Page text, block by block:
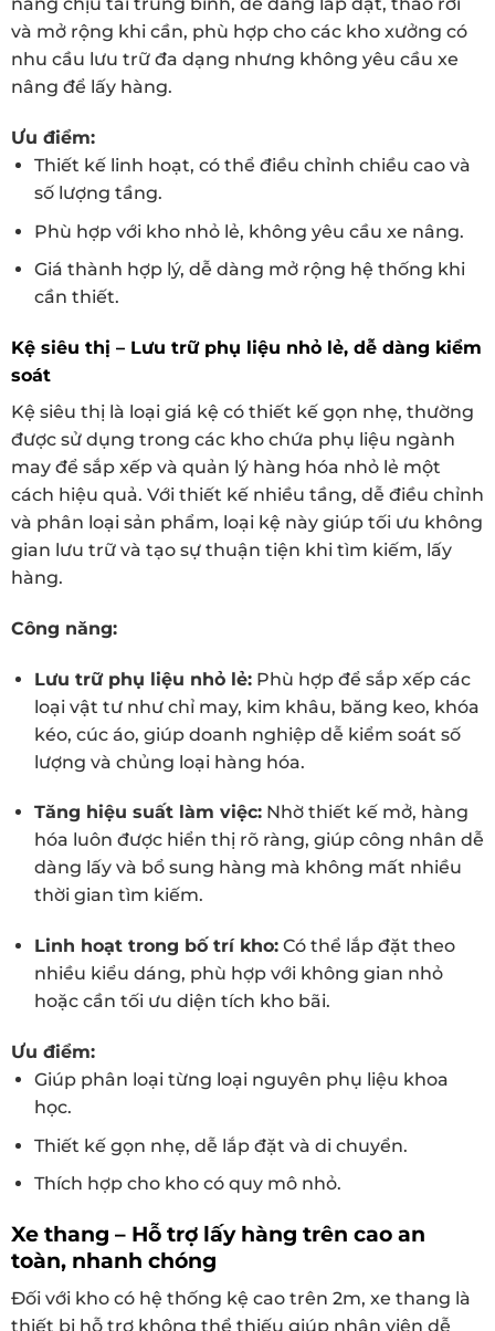
và mở rộng khi cần, phù hợp cho các kho xưởng có
nhu cầu lưu trữ đa dạng nhưng không yêu cầu xe
nâng để lấy hàng.
Ưu điểm:
Thiết kế linh hoạt, có thể điều chỉnh chiều cao và
số lượng tầng.
Phù hợp với kho nhỏ lẻ, không yêu cầu xe nâng.
Giá thành hợp lý, dễ dàng mở rộng hệ thống khi
cần thiết.
Kệ siêu thị – Lưu trữ phụ liệu nhỏ lẻ, dễ dàng kiểm
soát
Kệ siêu thị là loại giá kệ có thiết kế gọn nhẹ, thường
được sử dụng trong các kho chứa phụ liệu ngành
may để sắp xếp và quản lý hàng hóa nhỏ lẻ một
cách hiệu quả. Với thiết kế nhiều tầng, dễ điều chỉnh
và phân loại sản phẩm, loại kệ này giúp tối ưu không
gian lưu trữ và tạo sự thuận tiện khi tìm kiếm, lấy
hàng.
Công năng:
Lưu trữ phụ liệu nhỏ lẻ:Phù hợp để sắp xếp các
loại vật tư như chỉ may, kim khâu, băng keo, khóa
kéo, cúc áo, giúp doanh nghiệp dễ kiểm soát số
lượng và chủng loại hàng hóa.
Tăng hiệu suất làm việc:Nhờ thiết kế mở, hàng
hóa luôn được hiển thị rõ ràng, giúp công nhân dễ
dàng lấy và bổ sung hàng mà không mất nhiều
thời gian tìm kiếm.
Linh hoạt trong bố trí kho:Có thể lắp đặt theo
nhiều kiểu dáng, phù hợp với không gian nhỏ
hoặc cần tối ưu diện tích kho bãi.
Ưu điểm:
Giúp phân loại từng loại nguyên phụ liệu khoa
học.
Thiết kế gọn nhẹ, dễ lắp đặt và di chuyển.
Thích hợp cho kho có quy mô nhỏ.
Xe thang – Hỗ trợ lấy hàng trên cao an
toàn, nhanh chóng
Đối với kho có hệ thống kệ cao trên 2m, xe thang là
thiết bị hỗ trợ không thể thiếu giúp nhân viên dễ